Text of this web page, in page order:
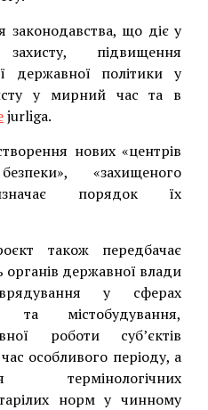
що діє у
підвищення
державної політики у
у мирний час та в
jurliga.
нових «центрів
«захищеного
порядок їх
також передбачає
державної влади
у сферах
та містобудування,
роботи суб’єктів
особливого періоду, а
норм у чинному